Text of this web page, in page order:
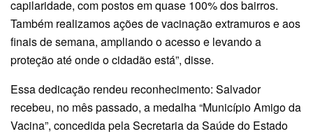
capilaridade, com postos em quase 100% dos bairros.
Também realizamos ações de vacinação extramuros e aos
finais de semana, ampliando o acesso e levando a
proteção até onde o cidadão está”, disse.
Essa dedicação rendeu reconhecimento: Salvador
recebeu, no mês passado, a medalha “Município Amigo da
Vacina”, concedida pela Secretaria da Saúde do Estado